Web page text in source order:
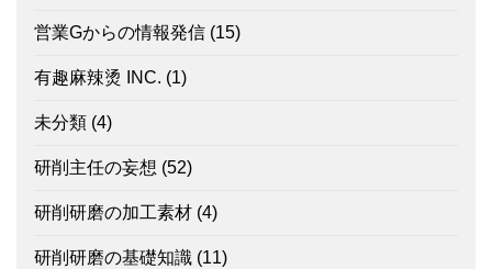
営業Gからの情報発信 (15)
有趣麻辣烫 INC. (1)
未分類 (4)
研削主任の妄想 (52)
研削研磨の加工素材 (4)
研削研磨の基礎知識 (11)